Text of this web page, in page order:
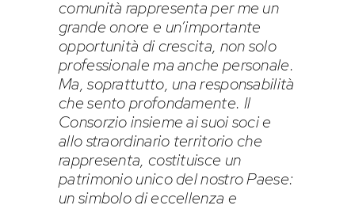
comunità rappresenta per me un
grande onore e un’importante
opportunità di crescita, non solo
professionale ma anche personale.
Ma, soprattutto, una responsabilità
che sento profondamente. Il
Consorzio insieme ai suoi soci e
allo straordinario territorio che
rappresenta, costituisce un
patrimonio unico del nostro Paese:
un simbolo di eccellenza e